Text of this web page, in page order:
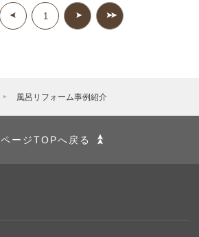
1
風呂リフォーム事例紹介
ページTOPへ戻る